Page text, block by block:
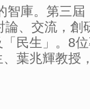
庫。第三
、交流，創
民生」。8
葉兆輝教授